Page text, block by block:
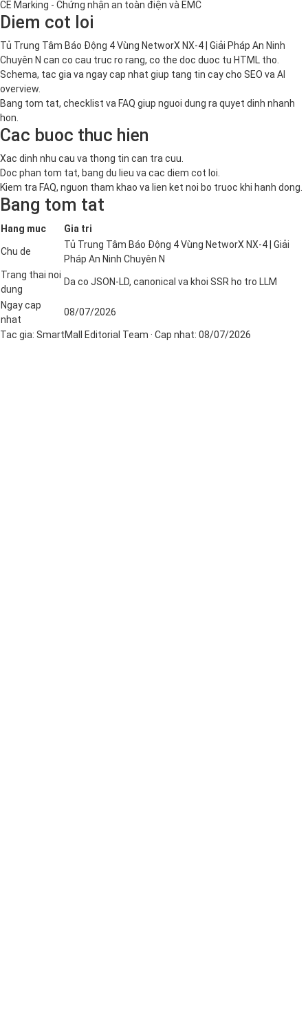
CE Marking - Chứng nhận an toàn điện và EMC
Diem cot loi
Tủ Trung Tâm Báo Động 4 Vùng NetworX NX-4 | Giải Pháp An Ninh
Chuyên N can co cau truc ro rang, co the doc duoc tu HTML tho.
Schema, tac gia va ngay cap nhat giup tang tin cay cho SEO va AI
overview.
Bang tom tat, checklist va FAQ giup nguoi dung ra quyet dinh nhanh
hon.
Cac buoc thuc hien
Xac dinh nhu cau va thong tin can tra cuu.
Doc phan tom tat, bang du lieu va cac diem cot loi.
Kiem tra FAQ, nguon tham khao va lien ket noi bo truoc khi hanh dong.
Bang tom tat
Hang muc Gia tri
Chu de
Tủ Trung Tâm Báo Động 4 Vùng NetworX NX-4 | Giải
Pháp An Ninh Chuyên N
Trang thai noi
dung
Da co JSON-LD, canonical va khoi SSR ho tro LLM
Ngay cap
nhat
08/07/2026
Tac gia: SmartMall Editorial Team · Cap nhat: 08/07/2026